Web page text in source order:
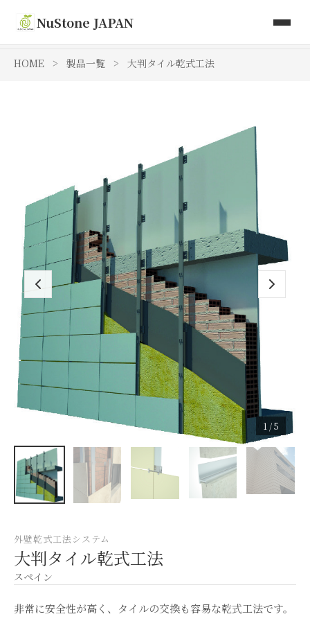
NuStone JAPAN
Toki Artisan Tiles
HOME > 製品一覧 > 大判タイル乾式工法
1 / 5
外壁乾式工法システム
大判タイル乾式工法
スペイン
非常に安全性が高く、タイルの交換も容易な乾式工法です。